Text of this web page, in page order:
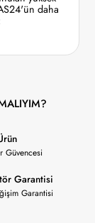
daha
Güvencesi
Garantisi
Garantisi